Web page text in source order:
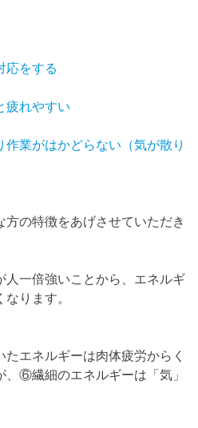
応をする
疲れやすい
作業がはかどらない（気が散り
方の特徴をあげさせていただき
人一倍強いことから、エネルギ
ります。
エネルギーは肉体疲労からく
、⑥繊細のエネルギーは「気」